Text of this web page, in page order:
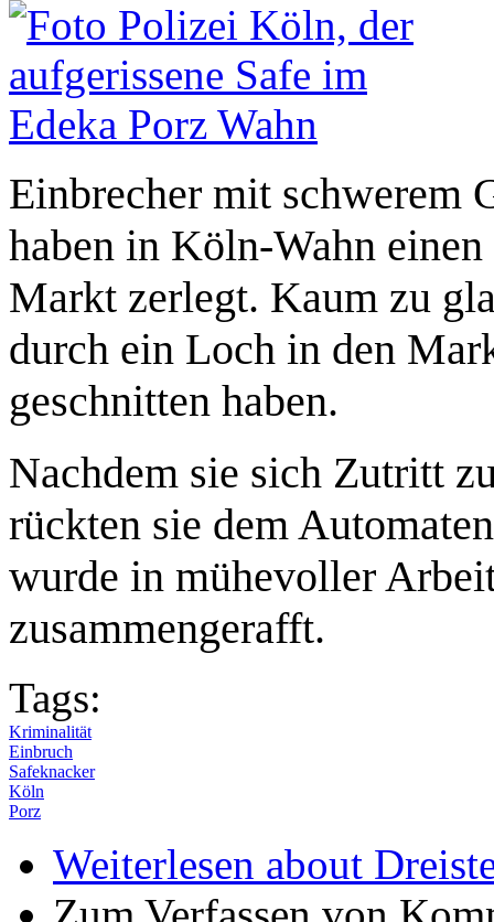
Einbrecher mit schwerem
haben in Köln-Wahn
Markt zerlegt. Kaum zu
durch ein Loch in den
geschnitten haben.
Nachdem sie sich Zutritt
rückten sie dem
wurde in mühevoller
zusammengerafft.
Tags:
Kriminalität
Einbruch
Safeknacker
Köln
Porz
Weiterlesen about